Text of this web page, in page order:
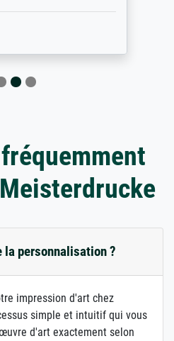
la personnalisation ?
impression d'art chez
simple et intuitif qui vous
d'art exactement selon